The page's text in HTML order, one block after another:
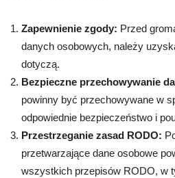
Zapewnienie zgody: Przed
danych osobowych, należy
dotyczą.
Bezpieczne przechowywanie
powinny być przechowywane w
odpowiednie bezpieczeństwo i
Przestrzeganie zasad RODO:
przetwarzające dane osobowe
wszystkich przepisów RODO, w